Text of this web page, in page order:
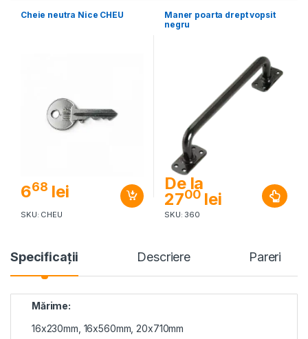
Cheie neutra Nice CHEU
668 lei
SKU: CHEU
Maner poarta drept vopsit
negru
De la
2700 lei
SKU: 360
Specificaţii Descriere Pareri
Mărime:
16x230mm, 16x560mm, 20x710mm